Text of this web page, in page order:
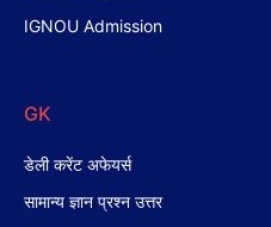
IGNOU Admission
GK
डेली करेंट अफेयर्स
सामान्य ज्ञान प्रश्न उत्तर